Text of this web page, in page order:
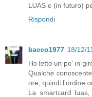
LUAS e (in futuro)
Rispondi
bacco1977 18/12/
Ho letto un po' in
Qualche
ore, quindi l'ordine
La smartcard